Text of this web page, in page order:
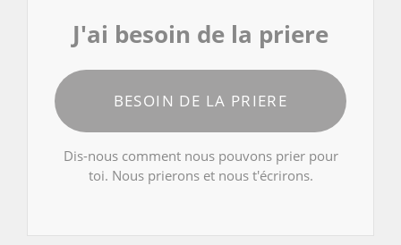
J'ai besoin de la priere
BESOIN DE LA PRIERE
Dis-nous comment nous pouvons prier pour
toi. Nous prierons et nous t'écrirons.